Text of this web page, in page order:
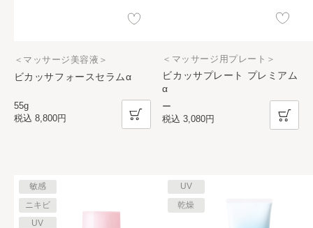
ビカッサフォースセラムα
＜マッサージ美容液＞
55g
税込 8,800円
ビカッサプレート プレミアム
α
＜マッサージ用プレート＞
ー
税込3,080円
敏感
ニキビ
UV
UV
乾燥